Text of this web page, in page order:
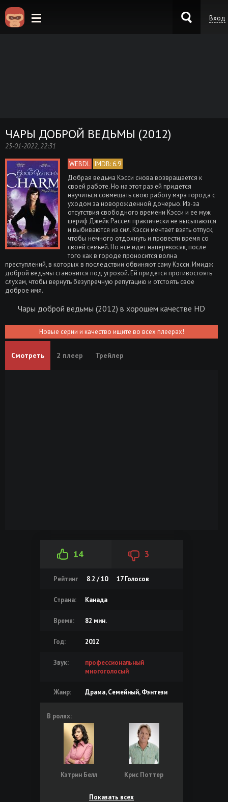
Вход
ЧАРЫ ДОБРОЙ ВЕДЬМЫ (2012)
25-01-2022, 22:31
WEBDL IMDB: 6.9
Добрая ведьма Кэсси снова возвращается к
своей работе. Но на этот раз ей придется
научиться совмещать свою работу мэра города с
уходом за новорожденной дочерью. Из-за
отсутствия свободного времени Кэсси и ее муж
шериф Джейк Рассел практически не высыпаются
и выбиваются из сил. Кэсси мечтает взять отпуск,
чтобы немного отдохнуть и провести время со
своей семьей. Но все идет наперекосяк, после
того как в городе проносится волна
преступлений, в которых в последствии обвиняют саму Кэсси. Имидж
доброй ведьмы становится под угрозой. Ей придется противостоять
слухам, чтобы вернуть безупречную репутацию и отстоять свое
доброе имя.
Чары доброй ведьмы (2012) в хорошем качестве HD
Новые серии и качество ищите во всех плеерах!
Смотреть 2 плеер Трейлер
14 3
Рейтинг 8.2 / 10 17Голосов
Страна: Канада
Время: 82 мин.
Год: 2012
Звук:
профессиональный
многоголосый
Жанр: Драма, Семейный, Фэнтези
В ролях:
Кэтрин Белл Крис Поттер
Показать всех